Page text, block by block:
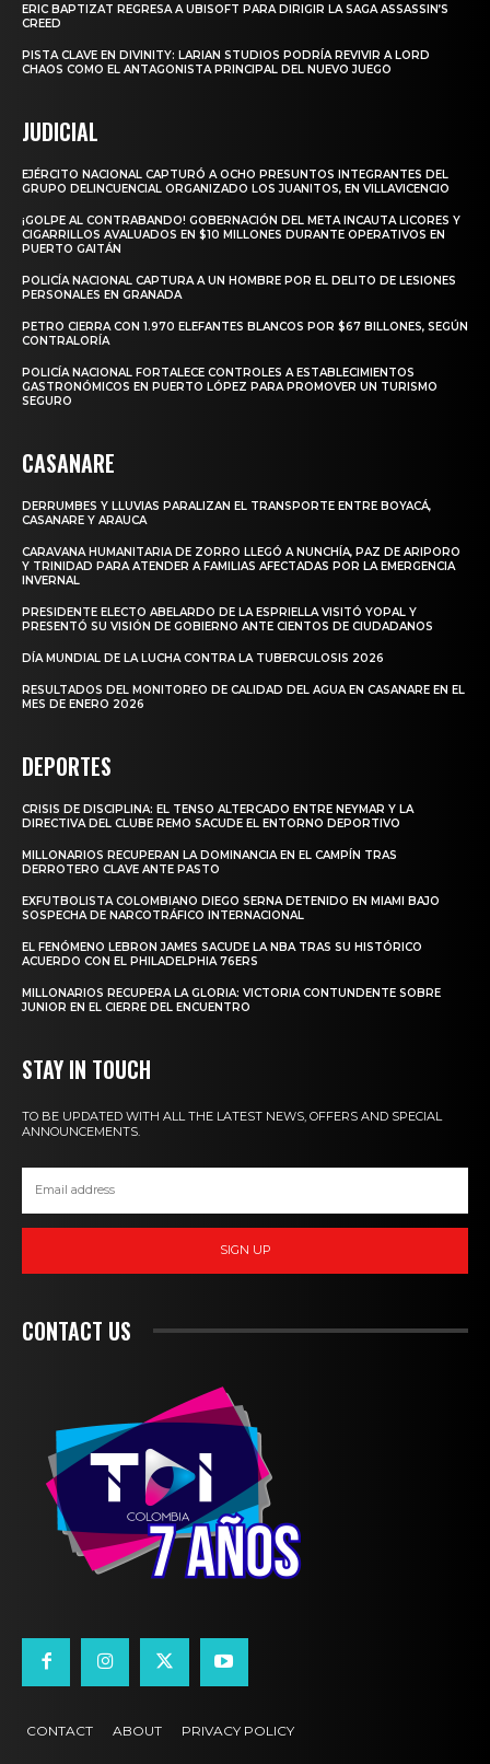
ERIC BAPTIZAT REGRESA A UBISOFT PARA DIRIGIR LA SAGA ASSASSIN’S
CREED
PISTA CLAVE EN DIVINITY: LARIAN STUDIOS PODRÍA REVIVIR A LORD
CHAOS COMO EL ANTAGONISTA PRINCIPAL DEL NUEVO JUEGO
JUDICIAL
EJÉRCITO NACIONAL CAPTURÓ A OCHO PRESUNTOS INTEGRANTES DEL
GRUPO DELINCUENCIAL ORGANIZADO LOS JUANITOS, EN VILLAVICENCIO
¡GOLPE AL CONTRABANDO! GOBERNACIÓN DEL META INCAUTA LICORES Y
CIGARRILLOS AVALUADOS EN $10 MILLONES DURANTE OPERATIVOS EN
PUERTO GAITÁN
POLICÍA NACIONAL CAPTURA A UN HOMBRE POR EL DELITO DE LESIONES
PERSONALES EN GRANADA
PETRO CIERRA CON 1.970 ELEFANTES BLANCOS POR $67 BILLONES, SEGÚN
CONTRALORÍA
POLICÍA NACIONAL FORTALECE CONTROLES A ESTABLECIMIENTOS
GASTRONÓMICOS EN PUERTO LÓPEZ PARA PROMOVER UN TURISMO
SEGURO
CASANARE
DERRUMBES Y LLUVIAS PARALIZAN EL TRANSPORTE ENTRE BOYACÁ,
CASANARE Y ARAUCA
CARAVANA HUMANITARIA DE ZORRO LLEGÓ A NUNCHÍA, PAZ DE ARIPORO
Y TRINIDAD PARA ATENDER A FAMILIAS AFECTADAS POR LA EMERGENCIA
INVERNAL
PRESIDENTE ELECTO ABELARDO DE LA ESPRIELLA VISITÓ YOPAL Y
PRESENTÓ SU VISIÓN DE GOBIERNO ANTE CIENTOS DE CIUDADANOS
DÍA MUNDIAL DE LA LUCHA CONTRA LA TUBERCULOSIS 2026
RESULTADOS DEL MONITOREO DE CALIDAD DEL AGUA EN CASANARE EN EL
MES DE ENERO 2026
DEPORTES
CRISIS DE DISCIPLINA: EL TENSO ALTERCADO ENTRE NEYMAR Y LA
DIRECTIVA DEL CLUBE REMO SACUDE EL ENTORNO DEPORTIVO
MILLONARIOS RECUPERAN LA DOMINANCIA EN EL CAMPÍN TRAS
DERROTERO CLAVE ANTE PASTO
EXFUTBOLISTA COLOMBIANO DIEGO SERNA DETENIDO EN MIAMI BAJO
SOSPECHA DE NARCOTRÁFICO INTERNACIONAL
EL FENÓMENO LEBRON JAMES SACUDE LA NBA TRAS SU HISTÓRICO
ACUERDO CON EL PHILADELPHIA 76ERS
MILLONARIOS RECUPERA LA GLORIA: VICTORIA CONTUNDENTE SOBRE
JUNIOR EN EL CIERRE DEL ENCUENTRO
STAY IN TOUCH
TO BE UPDATED WITH ALL THE LATEST NEWS, OFFERS AND SPECIAL
ANNOUNCEMENTS.
SIGN UP
CONTACT US
CONTACT ABOUT PRIVACY POLICY